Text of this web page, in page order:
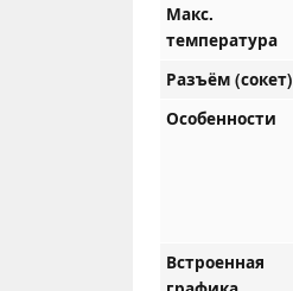
Макс.
температура
Разъём (сокет)
Особенности
Встроенная